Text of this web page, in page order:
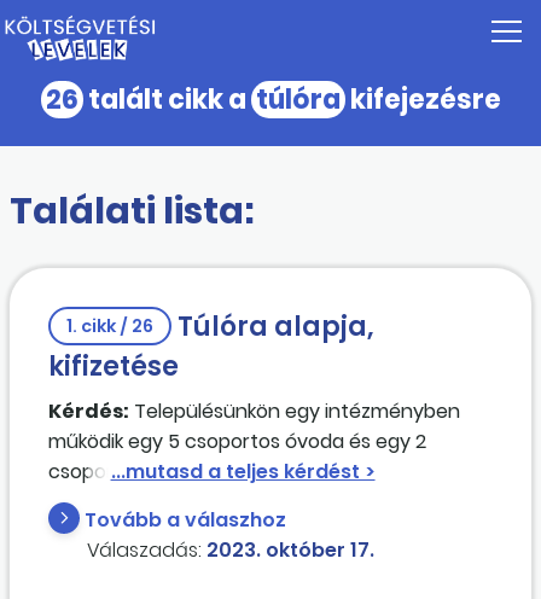
26talált cikk a túlórakifejezésre
Találati lista:
1. cikk / 26
Túlóra alapja,
kifizetése
Kérdés: Településünkön egy intézményben
működik egy 5 csoportos óvoda és egy 2
csoportos bölcsőde. Az intézményben
közalkalmazottként foglalkoztatott
kisgyermekgondozó munkakörben feladatot
ellátó munkavállaló részére, illetve az
Tovább a válaszhoz
Válaszadás: 2023. október 17.